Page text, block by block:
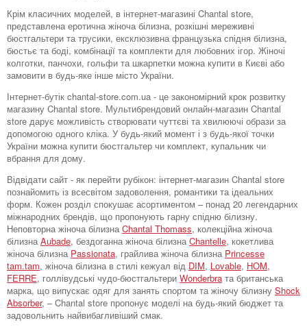
Крім класичних моделей, в інтернет-магазині Chantal store,
представлена ​​еротична жіноча білизна, розкішні мереживні
бюстгальтери та трусики, ексклюзивна французька спідня білизна,
бюстьє та боді, комбінації та комплекти для любовних ігор. Жіночі
колготки, панчохи, гольфи та шкарпетки можна купити в Києві або
замовити в будь-яке інше місто України.
Інтернет-бутік chantal-store.com.ua - це закономірний крок розвитку
магазину Chantal store. Мультибрендовий онлайн-магазин Chantal
store дарує можливість створювати чуттєві та хвилюючі образи за
допомогою одного кліка. У будь-який момент і з будь-якої точки
України можна купити бюстгальтер чи комплект, купальник чи
вбрання для дому.
Відвідати сайт - як перейти рубікон: інтернет-магазин Chantal store
познайомить із всесвітом задоволення, романтики та ідеальних
форм. Кожен розділ спокушає асортиментом – понад 20 легендарних
міжнародних брендів, що пропонують гарну спідню білизну.
Неповторна жіноча білизнаChantal Thomass, колекційна жіноча
білизнаAubade, бездоганна жіноча білизнаChantelle, кокетлива
жіноча білизна Passionata, грайлива жіноча білизна Princesse
tam.tam, жіноча білизна в стилі кежуал від DIM, Lovable, HOM,
FERRE, голлівудські чудо-бюстгальтери Wonderbra та британська
марка, що випускає одяг для занять спортом та жіночу білизну Shock
Absorber, – Chantal store пропонує моделі на будь-який бюджет та
задовольнить найвибагливіший смак.